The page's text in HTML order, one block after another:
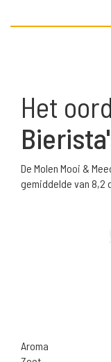
Het
De Molen Mooi &
gemiddelde van 8,2
Aroma